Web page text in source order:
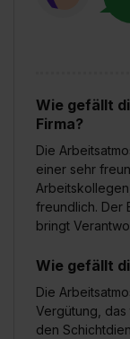
bestimmte
Auswahl über
Media und
zur
angemessenes
II). Du kannst
Wirkung für die
einzelnen
zeigen“.
Impressum.
Wie gefällt
Firma?
Die
einer sehr
freundlich. Der
bringt
Wie gefällt
Die
Vergütung, das
den